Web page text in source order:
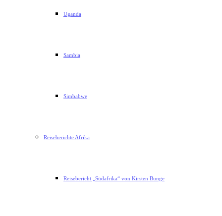
Uganda
Sambia
Simbabwe
Reiseberichte Afrika
Reisebericht „Südafrika“ von Kirsten Bunge